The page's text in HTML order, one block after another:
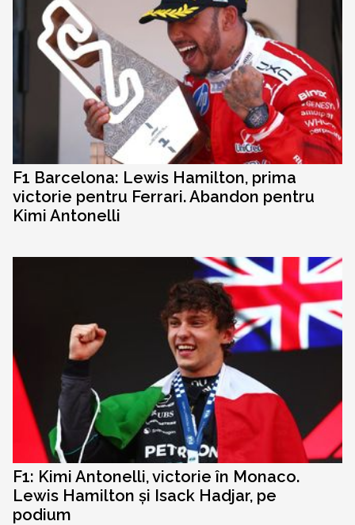
F1 Barcelona: Lewis Hamilton, prima
victorie pentru Ferrari. Abandon pentru
Kimi Antonelli
F1: Kimi Antonelli, victorie în Monaco.
Lewis Hamilton și Isack Hadjar, pe
podium